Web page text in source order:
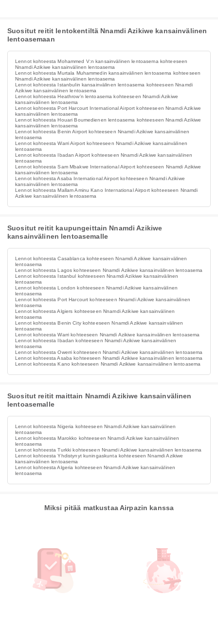
Suositut reitit lentokentiltä Nnamdi Azikiwe kansainvälinen
lentoasemaan
Lennot kohteesta Mohammed V:n kansainvälinen lentoasema kohteeseen
Nnamdi Azikiwe kansainvälinen lentoasema
Lennot kohteesta Murtala Muhammedin kansainvälinen lentoasema kohteeseen
Nnamdi Azikiwe kansainvälinen lentoasema
Lennot kohteesta Istanbulin kansainvälinen lentoasema kohteeseen Nnamdi
Azikiwe kansainvälinen lentoasema
Lennot kohteesta Heathrow'n lentoasema kohteeseen Nnamdi Azikiwe
kansainvälinen lentoasema
Lennot kohteesta Port Harcourt International Airport kohteeseen Nnamdi Azikiwe
kansainvälinen lentoasema
Lennot kohteesta Houari Boumedienen lentoasema kohteeseen Nnamdi Azikiwe
kansainvälinen lentoasema
Lennot kohteesta Benin Airport kohteeseen Nnamdi Azikiwe kansainvälinen
lentoasema
Lennot kohteesta Warri Airport kohteeseen Nnamdi Azikiwe kansainvälinen
lentoasema
Lennot kohteesta Ibadan Airport kohteeseen Nnamdi Azikiwe kansainvälinen
lentoasema
Lennot kohteesta Sam Mbakwe International Airport kohteeseen Nnamdi Azikiwe
kansainvälinen lentoasema
Lennot kohteesta Asaba International Airport kohteeseen Nnamdi Azikiwe
kansainvälinen lentoasema
Lennot kohteesta Mallam Aminu Kano International Airport kohteeseen Nnamdi
Azikiwe kansainvälinen lentoasema
Suositut reitit kaupungeittain Nnamdi Azikiwe
kansainvälinen lentoasemalle
Lennot kohteesta Casablanca kohteeseen Nnamdi Azikiwe kansainvälinen
lentoasema
Lennot kohteesta Lagos kohteeseen Nnamdi Azikiwe kansainvälinen lentoasema
Lennot kohteesta Istanbul kohteeseen Nnamdi Azikiwe kansainvälinen
lentoasema
Lennot kohteesta London kohteeseen Nnamdi Azikiwe kansainvälinen
lentoasema
Lennot kohteesta Port Harcourt kohteeseen Nnamdi Azikiwe kansainvälinen
lentoasema
Lennot kohteesta Algiers kohteeseen Nnamdi Azikiwe kansainvälinen
lentoasema
Lennot kohteesta Benin City kohteeseen Nnamdi Azikiwe kansainvälinen
lentoasema
Lennot kohteesta Warri kohteeseen Nnamdi Azikiwe kansainvälinen lentoasema
Lennot kohteesta Ibadan kohteeseen Nnamdi Azikiwe kansainvälinen
lentoasema
Lennot kohteesta Owerri kohteeseen Nnamdi Azikiwe kansainvälinen lentoasema
Lennot kohteesta Asaba kohteeseen Nnamdi Azikiwe kansainvälinen lentoasema
Lennot kohteesta Kano kohteeseen Nnamdi Azikiwe kansainvälinen lentoasema
Suositut reitit maittain Nnamdi Azikiwe kansainvälinen
lentoasemalle
Lennot kohteesta Nigeria kohteeseen Nnamdi Azikiwe kansainvälinen
lentoasema
Lennot kohteesta Marokko kohteeseen Nnamdi Azikiwe kansainvälinen
lentoasema
Lennot kohteesta Turkki kohteeseen Nnamdi Azikiwe kansainvälinen lentoasema
Lennot kohteesta Yhdistynyt kuningaskunta kohteeseen Nnamdi Azikiwe
kansainvälinen lentoasema
Lennot kohteesta Algeria kohteeseen Nnamdi Azikiwe kansainvälinen
lentoasema
Miksi pitää matkustaa Airpazin kanssa